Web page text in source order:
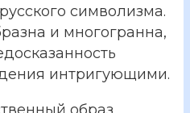
символизма.
и многогранна,
интригующими.